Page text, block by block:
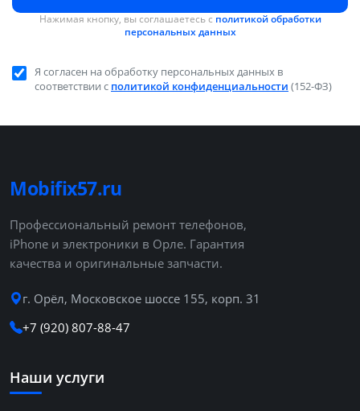
Нажимая кнопку, вы соглашаетесь с политикой обработки
персональных данных
Я согласен на обработку персональных данных в
соответствии с политикой конфиденциальности (152-ФЗ)
Mobifix57.ru
Профессиональный ремонт телефонов,
iPhone и электроники в Орле. Гарантия
качества и оригинальные запчасти.
г. Орёл, Московское шоссе 155, корп. 31
+7 (920) 807-88-47
Наши услуги